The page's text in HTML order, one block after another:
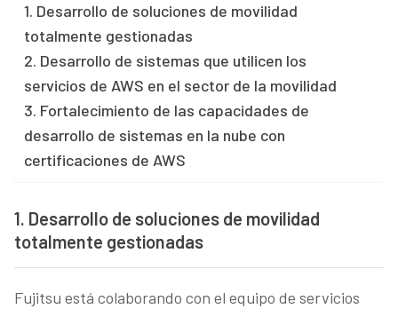
1. Desarrollo de soluciones de movilidad
totalmente gestionadas
2. Desarrollo de sistemas que utilicen los
servicios de AWS en el sector de la movilidad
3. Fortalecimiento de las capacidades de
desarrollo de sistemas en la nube con
certificaciones de AWS
1. Desarrollo de soluciones de movilidad
totalmente gestionadas
Fujitsu está colaborando con el equipo de servicios